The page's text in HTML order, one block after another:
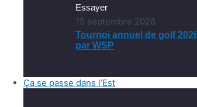
Essayer
15 septembre 2026
Tournoi annuel de golf
par WSP
Ça se passe dans l’Est